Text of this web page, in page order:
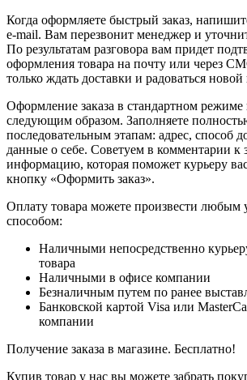
Когда оформляете быстрый заказ,
e-mail. Вам перезвонит менеджер и
По результатам разговора вам придет
оформления товара на почту или через
только ждать доставки и радоваться
Оформление заказа в стандартном режиме
следующим образом. Заполняете
последовательным этапам: адрес, способ
данные о себе. Советуем в комментарии к
информацию, которая поможет курьеру
кнопку «Оформить заказ».
Оплату товара можете произвести любым
способом:
Наличными непосредственно
товара
Наличными в офисе компании
Безналичным путем по ранее
Банковской картой Visa или
компании
Получение заказа в магазине. Бесплатно!
Купив товар у нас вы можете забрать